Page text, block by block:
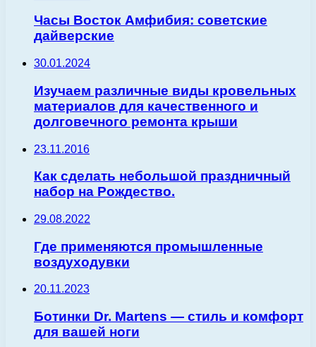
Часы Восток Амфибия: советские
дайверские
30.01.2024
Изучаем различные виды кровельных
материалов для качественного и
долговечного ремонта крыши
23.11.2016
Как сделать небольшой праздничный
набор на Рождество.
29.08.2022
Где применяются промышленные
воздуходувки
20.11.2023
Ботинки Dr. Martens — стиль и комфорт
для вашей ноги